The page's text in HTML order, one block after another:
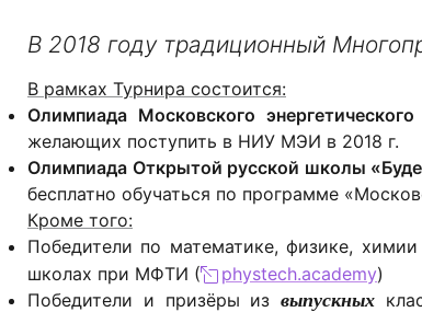
В 2018 году традиционный
В рамках Турнира состоится:
Олимпиада Московского энергетического
желающих поступить в НИУ МЭИ в 2018 г.
Олимпиада Открытой русской школы
бесплатно обучаться по программе
Кроме того:
Победители по математике, физике, химии
школах при МФТИ (
рhystech.academy)
Победители и призёры извыпускных